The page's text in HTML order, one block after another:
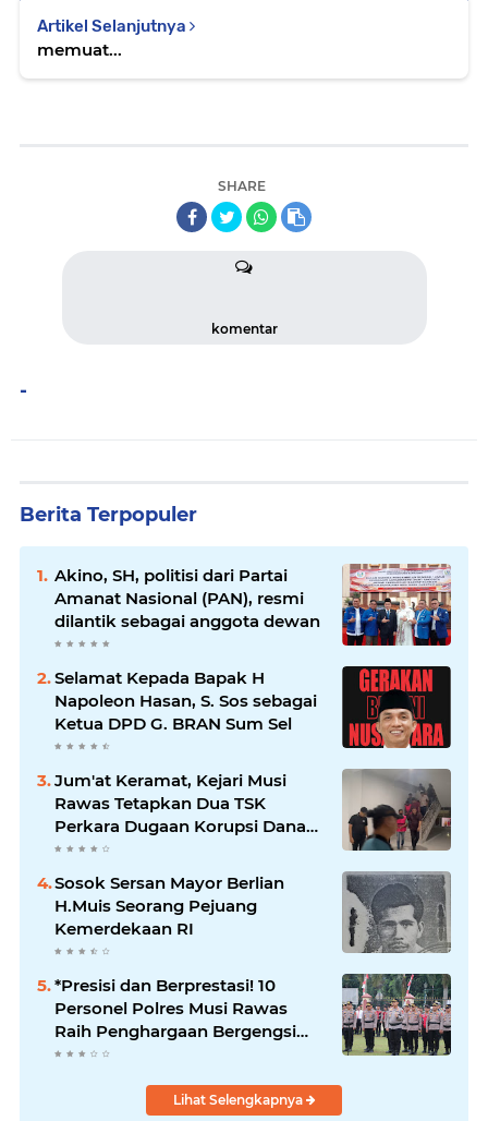
Artikel Selanjutnya
memuat...
SHARE
komentar
-
Berita Terpopuler
Akino, SH, politisi dari Partai
Amanat Nasional (PAN), resmi
dilantik sebagai anggota dewan
Selamat Kepada Bapak H
Napoleon Hasan, S. Sos sebagai
Ketua DPD G. BRAN Sum Sel
Jum'at Keramat, Kejari Musi
Rawas Tetapkan Dua TSK
Perkara Dugaan Korupsi Dana
Peremajaan PSR
Sosok Sersan Mayor Berlian
H.Muis Seorang Pejuang
Kemerdekaan RI
*Presisi dan Berprestasi! 10
Personel Polres Musi Rawas
Raih Penghargaan Bergengsi
dari Kapolda Sumsel*
Lihat Selengkapnya